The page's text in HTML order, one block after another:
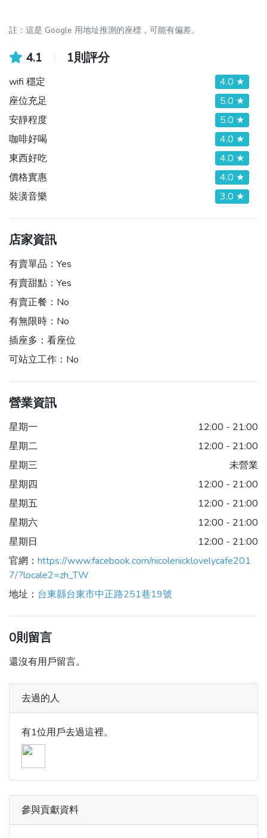
註：這是 Google 用地址推測的座標，可能有偏差。
4.1 1則評分
wifi 穩定
4.0 ★
座位充足
5.0 ★
安靜程度
5.0 ★
咖啡好喝
4.0 ★
東西好吃
4.0 ★
價格實惠
4.0 ★
裝潢音樂
3.0 ★
店家資訊
有賣單品： Yes
有賣甜點： Yes
有賣正餐： No
有無限時： No
插座多： 看座位
可站立工作： No
營業資訊
星期一
12:00 - 21:00
星期二
12:00 - 21:00
星期三
未營業
星期四
12:00 - 21:00
星期五
12:00 - 21:00
星期六
12:00 - 21:00
星期日
12:00 - 21:00
官網： https://www.facebook.com/nicolenicklovelycafe201
7/?locale2=zh_TW
地址： 台東縣台東市中正路251巷19號
0則留言
還沒有用戶留言。
去過的人
有1位用戶去過這裡。
參與貢獻資料